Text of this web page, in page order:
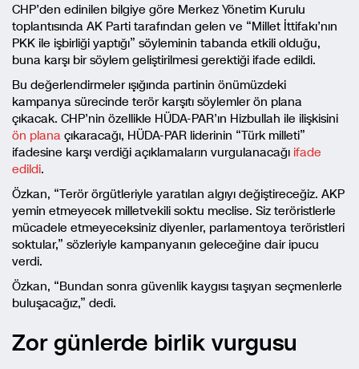
CHP’den edinilen bilgiye göre Merkez Yönetim Kurulu
toplantısında AK Parti tarafından gelen ve “Millet İttifakı’nın
PKK ile işbirliği yaptığı” söyleminin tabanda etkili olduğu,
buna karşı bir söylem geliştirilmesi gerektiği ifade edildi.
Bu değerlendirmeler ışığında partinin önümüzdeki
kampanya sürecinde terör karşıtı söylemler ön plana
çıkacak. CHP’nin özellikle HÜDA-PAR’ın Hizbullah ile ilişkisini
ön plana çıkaracağı, HÜDA-PAR liderinin “Türk milleti”
ifadesine karşı verdiği açıklamaların vurgulanacağı ifade
edildi.
Özkan, “Terör örgütleriyle yaratılan algıyı değiştireceğiz. AKP
yemin etmeyecek milletvekili soktu meclise. Siz teröristlerle
mücadele etmeyeceksiniz diyenler, parlamentoya teröristleri
soktular,” sözleriyle kampanyanın geleceğine dair ipucu
verdi.
Özkan, “Bundan sonra güvenlik kaygısı taşıyan seçmenlerle
buluşacağız,” dedi.
Zor günlerde birlik vurgusu